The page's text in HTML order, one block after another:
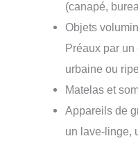
(canapé,
Objets
Préaux par un
urbaine ou
Matelas et
Appareils de
un lave-linge,